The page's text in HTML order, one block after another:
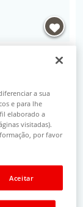
informações >
a sua
e para lhe
elaborado a
visitadas).
por favor
Aceitar